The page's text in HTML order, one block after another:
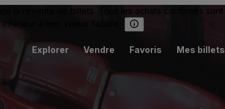
la revente de billets. Tous les achats confirmés sont
à leur valeur faciale.
Explorer Vendre Favoris Mes billets